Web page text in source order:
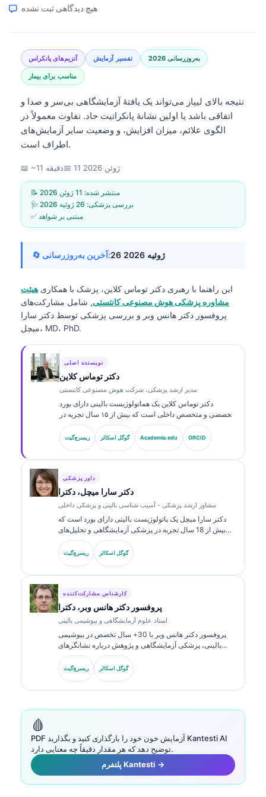
هیچ دیدگاهی ثبت نشده
آنزیم‌های پانکراس تفسیر آزمایش به‌روزرسانی 2026
مناسب برای بیمار
نتیجه بالای لیپاز می‌تواند یک یافتهٔ آزمایشگاهی بی‌سر و صدا و
اتفاقی باشد یا اولین نشانهٔ پانکراتیت حاد. تفاوت معمولاً در
الگوی علائم، میزان افزایش، و وضعیت سایر آزمایش‌های
اطراف است.
📖 ~11 دقیقه📅 11 ژوئن 2026
📝 منتشر شده: 11 ژوئن 2026
🩺 بررسی پزشکی: 26 ژوئیه 2026
✅ مبتنی بر شواهد
🔄 آخرین به‌روزرسانی: 26 ژوئیه 2026
این راهنما با رهبری دکتر توماس کلاین، پزشک با همکاری هیئت
مشاوره پزشکی هوش مصنوعی کانتستی, شامل مشارکت‌های
پروفسور دکتر هانس وبر و بررسی پزشکی توسط دکتر سارا
میچل، MD، PhD.
نویسنده اصلی
دکتر توماس کلاین
مدیر ارشد پزشکی، شرکت هوش مصنوعی کانتستی
دکتر توماس کلاین یک هماتولوژیست بالینی دارای بورد
تخصصی و متخصص داخلی است که بیش از ۱۵ سال تجربه در
پزشکی آزمایشگاهی و تحلیل بالینی مبتنی بر هوش مصنوعی
دارد. به‌عنوان مدیر ارشد پزشکی در Kantesti AI، بر دقت
پزشکی شبکه عصبی اختصاصی نظارت بالینی ارائه می‌دهد.
ریسرچ‌گیت گوگل اسکالر Academia.edu ORCID
داور پزشکی
دکتر سارا میچل، دکترا
مشاور ارشد پزشکی - آسیب شناسی بالینی و پزشکی داخلی
دکتر سارا میچل یک پاتولوژیست بالینی دارای بورد است که
بیش از 18 سال تجربه در پزشکی آزمایشگاهی و تحلیل‌های
تشخیصی دارد. او گواهی‌های تخصصی در شیمی بالینی دارد و
در زمینه پنل‌های نشانگر زیستی و تحلیل‌های آزمایشگاهی در
ریسرچ‌گیت گوگل اسکالر
کارشناس مشارکت‌کننده
پروفسور دکتر هانس وبر، دکترا
استاد علوم آزمایشگاهی و بیوشیمی بالینی
پروفسور دکتر هانس وبر با 30+ سال تخصص در بیوشیمی
بالینی، پزشکی آزمایشگاهی و پژوهش درباره نشانگرهای
زیستی به این حوزه می‌پردازد. او پیش‌تر رئیس انجمن شیمی
بالینی آلمان بوده و در تحلیل پنل‌های تشخیصی،
استانداردسازی نشانگرهای زیستی و پزشکی آزمایشگاهی با
ریسرچ‌گیت گوگل اسکالر
🩸
PDF آزمایش خون خود را بارگذاری کنید و بگذارید Kantesti AI
توضیح دهد که هر مقدار دقیقاً چه معنایی دارد.
پلتفرم Kantesti →